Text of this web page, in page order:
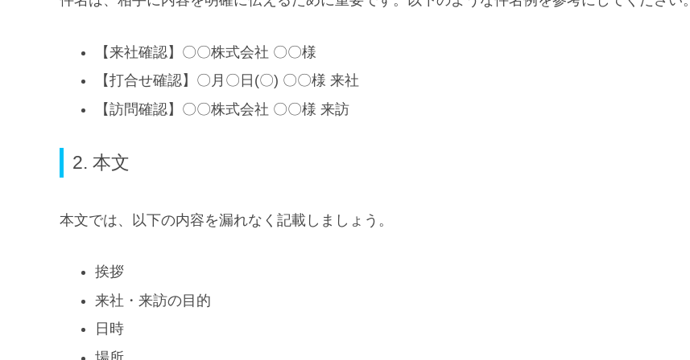
【来社確認】〇〇株式会社 〇〇様
【打合せ確認】〇月〇日(〇) 〇〇様 来社
【訪問確認】〇〇株式会社 〇〇様 来訪
2. 本文
本文では、以下の内容を漏れなく記載しましょう。
挨拶
来社・来訪の目的
日時